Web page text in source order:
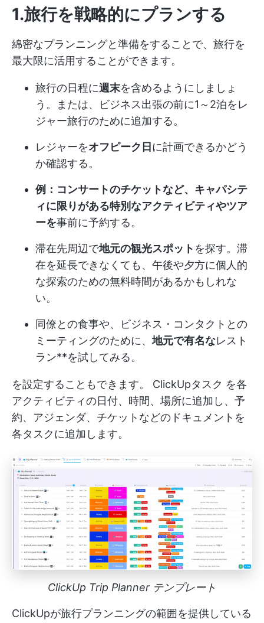
1.旅行を戦略的にプランする
綿密なプランニングと準備をすることで、旅行を
最大限に活用することができます。
旅行の日程に週末を含めるようにしましょ
う。または、ビジネス出張の前に1～2泊をレ
ジャー旅行のために追加する。
レジャーをオフピーク日 に計画できるかどう
か確認する。
例：コンサートのチケットなど、キャパシテ
ィに限りがある特別なアクティビティやツア
ーを事前に予約する。
滞在先周辺で地元の観光スポット を探す。滞
在を延長できなくても、午後や夕方に個人的
な探索のための無料時間があるかもしれな
い。
同僚との食事や、ビジネス・コンタクトとの
ミーティングのために、地元で有名なレスト
ラン**を試してみる。
を設定することもできます。 ClickUpタスク を各
アクティビティの日付、時間、場所に追加し、予
約、アジェンダ、チケットなどのドキュメントを
各タスクに追加します。
ClickUp Trip Planner テンプレート
ClickUpが旅行プランニングの範囲を提供している